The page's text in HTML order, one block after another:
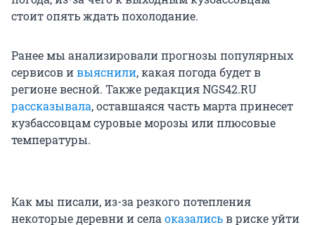
стоит опять ждать похолодание.
Ранее мы анализировали прогнозы популярных
сервисов ивыяснили, какая погода будет в
регионе весной. Также редакция NGS42.RU
рассказывала, оставшаяся часть марта принесет
кузбассовцам суровые морозы или плюсовые
температуры.
Как мы писали, из-за резкого потепления
некоторые деревни и селаоказалисьв риске уйти